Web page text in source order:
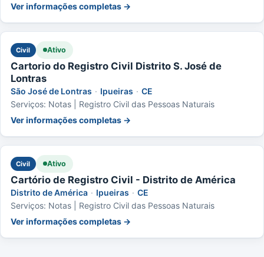
Ver informações completas →
Civil Ativo
Cartorio do Registro Civil Distrito S. José de
Lontras
São José de Lontras · Ipueiras · CE
Serviços: Notas | Registro Civil das Pessoas Naturais
Ver informações completas →
Civil Ativo
Cartório de Registro Civil - Distrito de América
Distrito de América · Ipueiras · CE
Serviços: Notas | Registro Civil das Pessoas Naturais
Ver informações completas →